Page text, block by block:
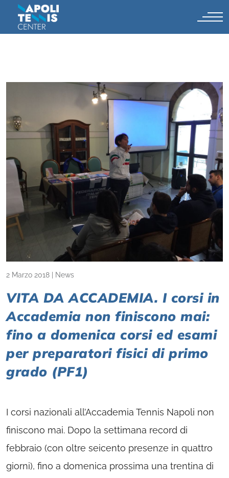
2 Marzo 2018 News
VITA DA ACCADEMIA. I corsi in
Accademia non finiscono mai:
fino a domenica corsi ed esami
per preparatori fisici di primo
grado (PF1)
I corsi nazionali all’Accademia Tennis Napoli non
finiscono mai. Dopo la settimana record di
febbraio (con oltre seicento presenze in quattro
giorni), fino a domenica prossima una trentina di